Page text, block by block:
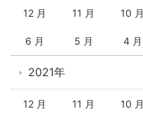
12 月 11 月 10 月
6 月 5 月 4 月
2021年
12 月 11 月 10 月